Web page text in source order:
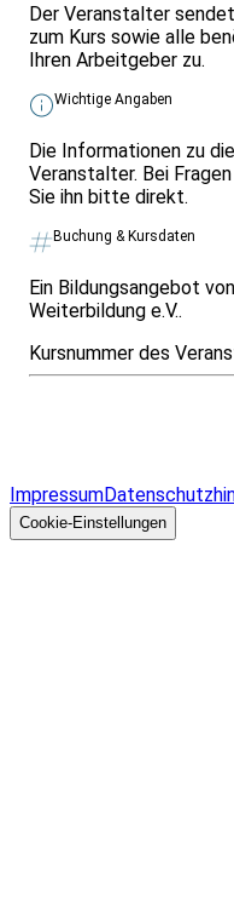
Der Veranstalter
zum Kurs sowie alle
Ihren Arbeitgeber zu.
Wichtige Angaben
Die Informationen zu
Veranstalter. Bei
Sie ihn bitte direkt.
Buchung & Kursdaten
Ein Bildungsangebot
Weiterbildung e.V..
Kursnummer des
Impressum
Cookie-Einstellungen